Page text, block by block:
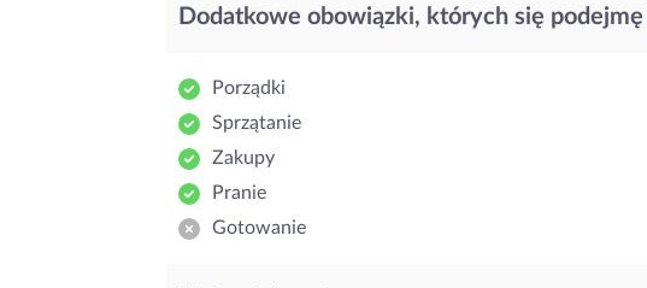
Dodatkowe obowiązki, których się podejmę
Porządki
Sprzątanie
Zakupy
Pranie
Gotowanie